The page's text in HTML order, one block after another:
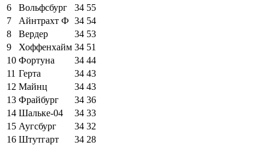
6
Вольфсбург 34 55
7
Айнтрахт Ф 34 54
8
Вердер 34 53
9
Хоффенхайм 34 51
10 Фортуна 34 44
11 Герта 34 43
12 Майнц 34 43
13 Фрайбург 34 36
14 Шальке-04 34 33
15 Аугсбург 34 32
16 Штутгарт 34 28